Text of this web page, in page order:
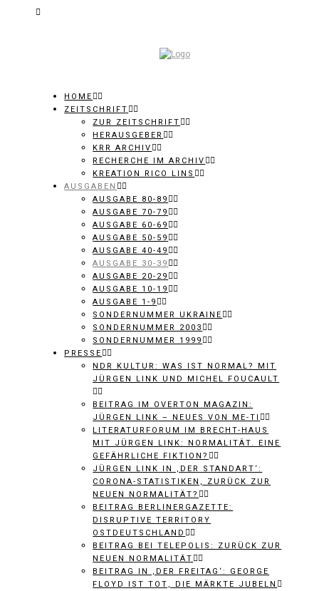
HOME
ZEITSCHRIFT
ZUR ZEITSCHRIFT
HERAUSGEBER
KRR ARCHIV
RECHERCHE IM ARCHIV
KREATION RICO LINS
AUSGABEN
AUSGABE 80-89
AUSGABE 70-79
AUSGABE 60-69
AUSGABE 50-59
AUSGABE 40-49
AUSGABE 30-39
AUSGABE 20-29
AUSGABE 10-19
AUSGABE 1-9
SONDERNUMMER UKRAINE
SONDERNUMMER 2003
SONDERNUMMER 1999
PRESSE
NDR KULTUR: WAS IST NORMAL? MIT
JÜRGEN LINK UND MICHEL FOUCAULT
BEITRAG IM OVERTON MAGAZIN:
JÜRGEN LINK – NEUES VON ME-TI
LITERATURFORUM IM BRECHT-HAUS
MIT JÜRGEN LINK: NORMALITÄT. EINE
GEFÄHRLICHE FIKTION?
JÜRGEN LINK IN ‚DER STANDART‘:
CORONA-STATISTIKEN, ZURÜCK ZUR
NEUEN NORMALITÄT?
BEITRAG BERLINERGAZETTE:
DISRUPTIVE TERRITORY
OSTDEUTSCHLAND
BEITRAG BEI TELEPOLIS: ZURÜCK ZUR
NEUEN NORMALITÄT
BEITRAG IN ‚DER FREITAG‘: GEORGE
FLOYD IST TOT, DIE MÄRKTE JUBELN